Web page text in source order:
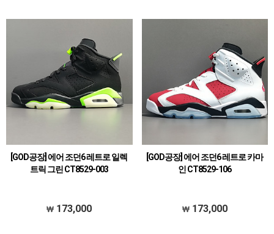
[GOD공장] 에어 조던6 레트로 일렉
트릭 그린 CT8529-003
173,000
[GOD공장] 에어 조던6 레트로 카마
인 CT8529-106
173,000